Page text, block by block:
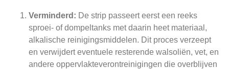
Verminderd: De strip passeert eerst een reeks
sproei- of dompeltanks met daarin heet materiaal,
alkalische reinigingsmiddelen. Dit proces verzeept
en verwijdert eventuele resterende walsoliën, vet, en
andere oppervlakteverontreinigingen die overblijven